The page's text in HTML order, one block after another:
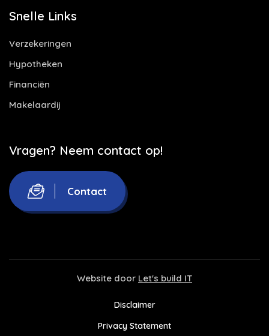
Snelle Links
Verzekeringen
Hypotheken
Financiën
Makelaardij
Vragen? Neem contact op!
Contact
Website door Let's build IT
Disclaimer
Privacy Statement